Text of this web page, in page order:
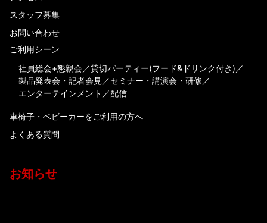
スタッフ募集
お問い合わせ
ご利用シーン
社員総会+懇親会
貸切パーティー(フード&ドリンク付き)
製品発表会・記者会見
セミナー・講演会・研修
エンターテインメント
配信
車椅子・ベビーカーをご利用の方へ
よくある質問
お知らせ